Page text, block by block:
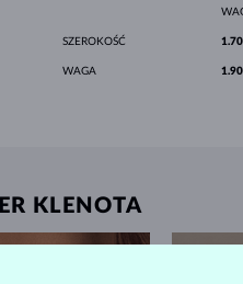
SZEROKOŚĆ
WAGA
KLENOTA